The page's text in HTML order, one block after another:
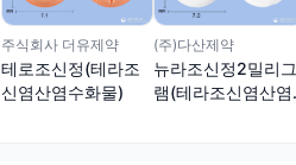
주식회사 더유제약
테로조신정(테라조
신염산염수화물)
(주)다산제약
뉴라조신정2밀리그
램(테라조신염산염